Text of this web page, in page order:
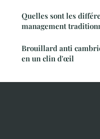
Quelles sont les
management
Brouillard anti
en un clin d'œil